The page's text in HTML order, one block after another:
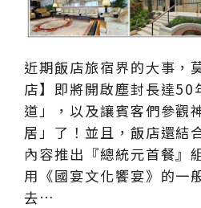
近期飯店旅宿界的大事，
店】即將開啟塵封長達50
道」，以及讓賓客們參觀
居」了！並且，飯店還結
內容推出『總統元首餐』
用《國宴文化饗宴》的一
去…